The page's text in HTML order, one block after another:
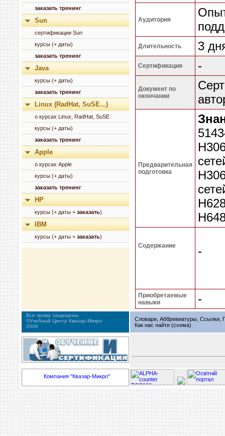
заказать тренинг
Sun
сертификации Sun
курсы (+ даты)
заказать тренинг
Java
курсы (+ даты)
заказать тренинг
Linux (RadHat, SuSE...)
о курсах Linux, RadHat, SuSE
курсы (+ даты)
заказать тренинг
Apple
о курсах Apple
курсы (+ даты)
заказать тренинг
HP
курсы (+ даты + заказать)
IBM
курсы (+ даты + заказать)
Аудитория
Длительность 3
Сертификация -
Документ по
окончании
Предварительная
подготовка
Содержание -
Приобретаемые
навыки
-
Все права защищены
©Учебный Центр Квазар-Микро
2009
Словари, Аббревиатуры, Ссылки,
Как нас найти (схема)
Компания "Квазар-Микро"